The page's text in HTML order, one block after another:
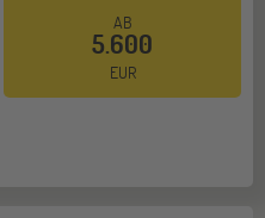
AB
5.600
EUR